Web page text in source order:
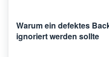
Warum ein defektes
ignoriert werden sollte